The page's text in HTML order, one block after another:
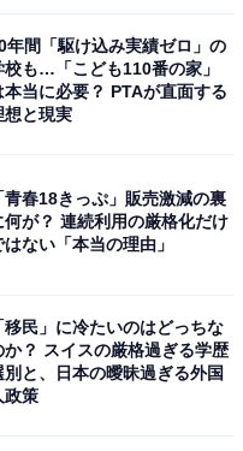
年間「駆け込み実績ゼロ」の
校も…「こども110番の家」
本当に必要？ PTAが直面する
想と現実
青春18きっぷ」販売激減の裏
何が？ 連続利用の厳格化だけ
はない「本当の理由」
移民」に冷たいのはどっちな
か？ スイスの厳格過ぎる学歴
別と、日本の曖昧過ぎる外国
政策